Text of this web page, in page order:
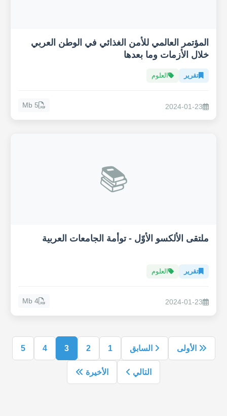
المؤتمر العالمي للأمن الغذائي في الوطن العربي
خلال الأزمات وما بعدها
تقرير العلوم
2024-01-23
5 Mb
📚
ملتقى الألكسو الأوّل - توأمة الجامعات العربية
تقرير العلوم
2024-01-23
4 Mb
الأولى السابق 1
2
3
4
5
التالي الأخيرة